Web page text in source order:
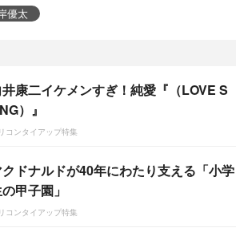
優太
康二イケメンすぎ！純愛『（LOVE S
）』
コンタイアップ特集
ドナルドが40年にわたり支える「小学
甲子園」
コンタイアップ特集